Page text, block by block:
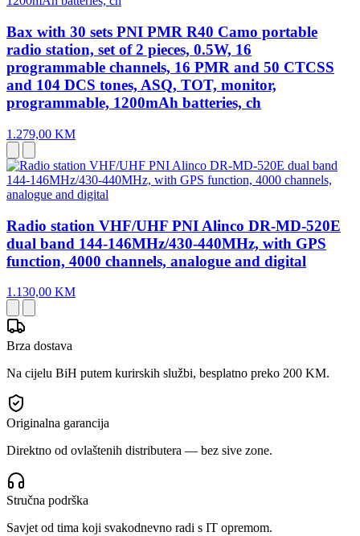
Bax with 30 sets PNI PMR R40 Camo portable
radio station, set of 2 pieces, 0.5W, 16
programmable channels, 16 PMR and 50 CTCSS
and 104 DCS tones, ASQ, TOT, monitor,
programmable, 1200mAh batteries, ch
1.279,00 KM
Radio station VHF/UHF PNI Alinco DR-MD-520E
dual band 144-146MHz/430-440MHz, with GPS
function, 4000 channels, analogue and digital
1.130,00 KM
Brza dostava
Na cijelu BiH putem kurirskih službi, besplatno preko 200 KM.
Originalna garancija
Direktno od ovlaštenih distributera — bez sive zone.
Stručna podrška
Savjet od tima koji svakodnevno radi s IT opremom.